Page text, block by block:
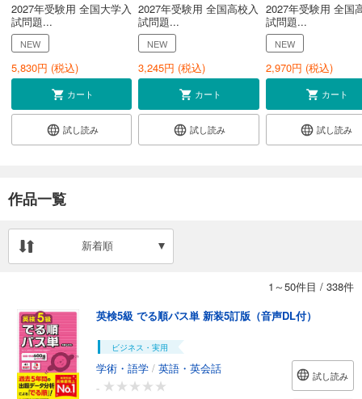
2027年受験用 全国大学入
試問題...
NEW
5,830円 (税込)
カート
試し読み
2027年受験用 全国高校入
試問題...
NEW
3,245円 (税込)
カート
試し読み
2027年受験用 全国
試問題...
NEW
2,970円 (税込)
カート
試し読み
作品一覧
新着順
1～50件目 / 338件
英検5級 でる順パス単 新装5訂版（音声DL付）
ビジネス・実用
学術・語学 / 英語・英会話
-
試し読み